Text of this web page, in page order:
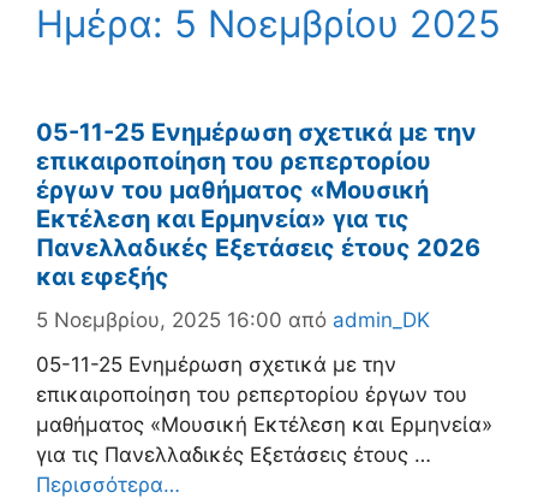
Ημέρα: 5 Νοεμβρίου 2025
05-11-25 Ενημέρωση σχετικά με την
επικαιροποίηση του ρεπερτορίου
έργων του μαθήματος «Μουσική
Εκτέλεση και Ερμηνεία» για τις
Πανελλαδικές Εξετάσεις έτους 2026
και εφεξής
5 Νοεμβρίου, 2025 16:00 από admin_DK
05-11-25 Ενημέρωση σχετικά με την
επικαιροποίηση του ρεπερτορίου έργων του
μαθήματος «Μουσική Εκτέλεση και Ερμηνεία»
για τις Πανελλαδικές Εξετάσεις έτους …
Περισσότερα…